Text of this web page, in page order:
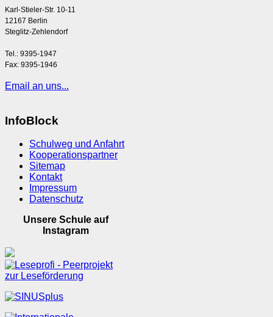
Karl-Stieler-Str. 10-11
12167 Berlin
Steglitz-Zehlendorf
Tel.: 9395-1947
Fax: 9395-1946
Email an uns...
InfoBlock
Schulweg und Anfahrt
Kooperationspartner
Sitemap
Kontakt
Impressum
Datenschutz
Unsere Schule auf
Instagram